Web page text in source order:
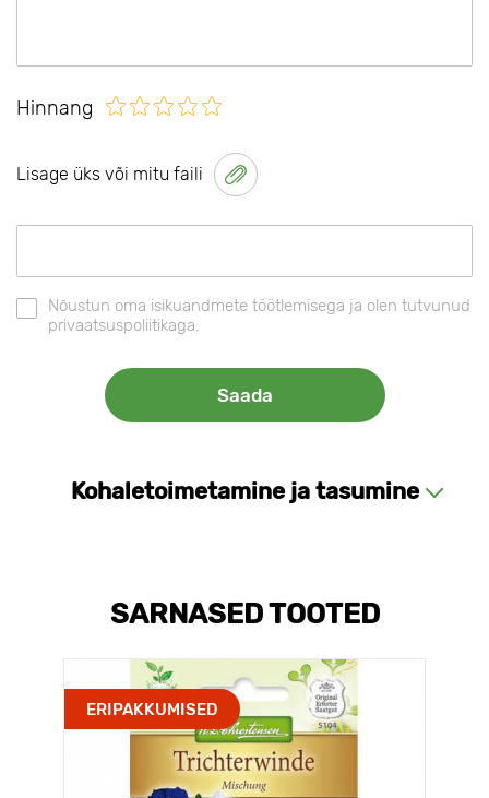
Hinnang
Lisage üks või mitu faili
Nõustun oma isikuandmete töötlemisega ja olen tutvunud
privaatsuspoliitikaga.
Kohaletoimetamine ja tasumine
SARNASED TOOTED
ERIPAKKUMISED